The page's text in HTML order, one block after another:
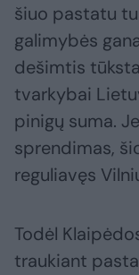
šiuo pastatu
galimybės
dešimtis
tvarkybai
pinigų suma.
sprendimas,
reguliavęs
Todėl
traukiant